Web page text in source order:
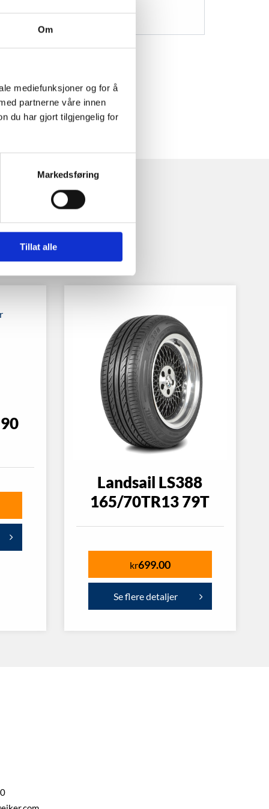
Om
mediefunksjoner og for å
partnerne våre innen
du har gjort tilgjengelig for
Markedsføring
Tillat alle
Landsail LS388
165/70TR13 79T
kr699.00
Se flere detaljer